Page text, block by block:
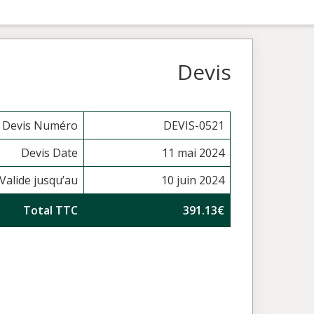
Devis
Devis Numéro
DEVIS-0521
Devis Date
11 mai 2024
Valide jusqu’au
10 juin 2024
Total TTC
391.13€